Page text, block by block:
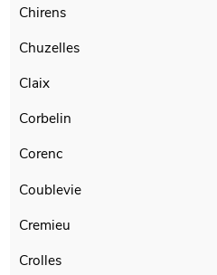
Chirens
Chuzelles
Claix
Corbelin
Corenc
Coublevie
Cremieu
Crolles